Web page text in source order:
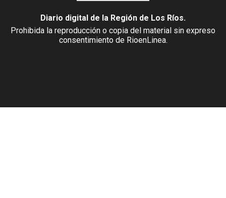
Diario digital de la Región de Los Ríos.
Prohibida la reproducción o copia del material sin expreso
consentimiento de RioenLinea.